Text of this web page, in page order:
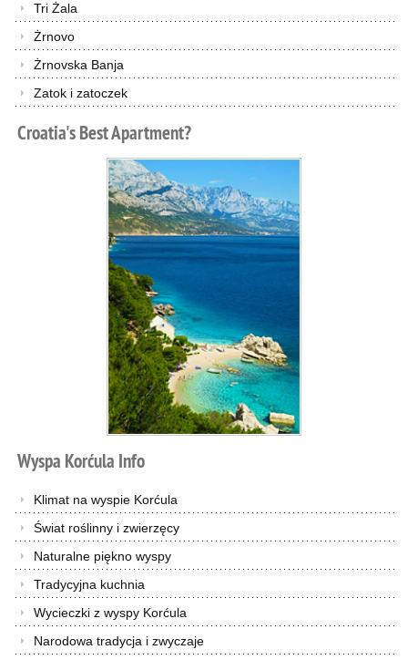
Tri Żala
Żrnovo
Żrnovska Banja
Zatok i zatoczek
Croatia'sBestApartment?
Wyspa Korćula Info
Klimat na wyspie Korćula
Świat roślinny i zwierzęcy
Naturalne piękno wyspy
Tradycyjna kuchnia
Wycieczki z wyspy Korćula
Narodowa tradycja i zwyczaje